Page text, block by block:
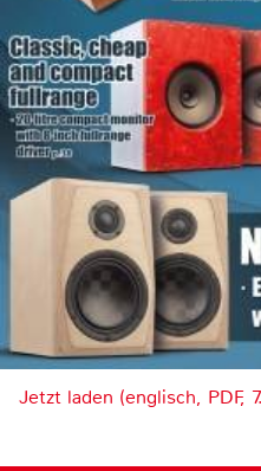
Jetzt laden (englisch, PDF,